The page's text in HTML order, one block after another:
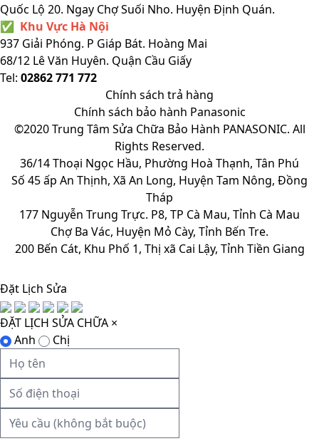
Quốc Lộ 20. Ngay Chợ Suối Nho. Huyện Định Quán.
✅ Khu Vực Hà Nội
937 Giải Phóng. P Giáp Bát. Hoàng Mai
68/12 Lê Văn Huyên. Quận Cầu Giấy
Tel: 02862 771 772
Chính sách trả hàng
Chính sách bảo hành Panasonic
©2020 Trung Tâm Sửa Chữa Bảo Hành PANASONIC. All
Rights Reserved.
36/14 Thoại Ngọc Hầu, Phường Hoà Thạnh, Tân Phú
Số 45 ấp An Thịnh, Xã An Long, Huyện Tam Nông, Đồng
Tháp
177 Nguyễn Trung Trực. P8, TP Cà Mau, Tỉnh Cà Mau
Chợ Ba Vác, Huyện Mỏ Cày, Tỉnh Bến Tre.
200 Bến Cát, Khu Phố 1, Thị xã Cai Lậy, Tỉnh Tiền Giang
Đặt Lịch Sửa
ĐẶT LỊCH SỬA CHỮA ×
Anh
Chị